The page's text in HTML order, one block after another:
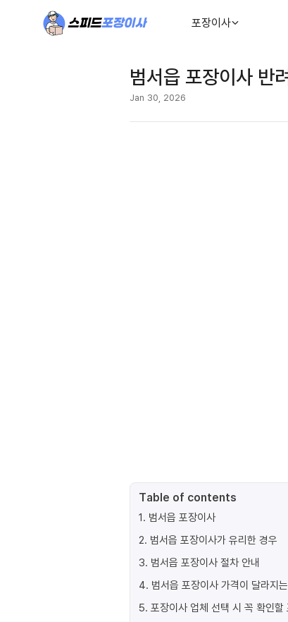
포장이사
범서읍 포장이사 반
Jan 30, 2026
Table of contents
1. 범서읍 포장이사
2. 범서읍 포장이사가 유리한 경우
3. 범서읍 포장이사 절차 안내
4. 범서읍 포장이사 가격이 달라지
5. 포장이사 업체 선택 시 꼭 확인할